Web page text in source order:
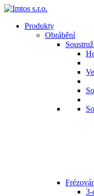
Produkty
Obrábění
3-